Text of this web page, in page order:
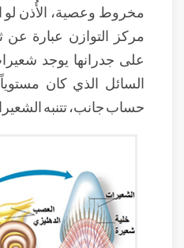
مخروط وعصية، الأُذن لو
مركز التوازن عبارة عن
على جدرانها يوجد
السائل الذي كان
حساب جانب، تتنبه